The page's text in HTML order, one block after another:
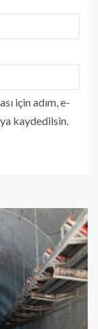
için adım, e-
kaydedilsin.